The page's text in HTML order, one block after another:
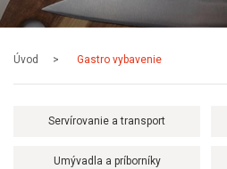
Úvod Gastro vybavenie
Servírovanie a transport
Umývadla a príborníky